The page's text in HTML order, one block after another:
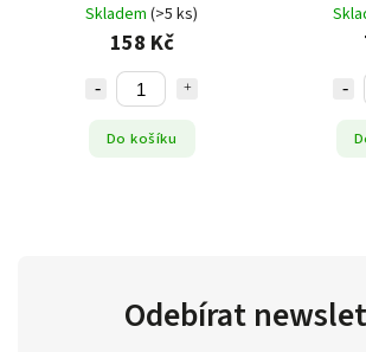
Skladem (>5 ks)
158 Kč
Do košíku
Odebírat